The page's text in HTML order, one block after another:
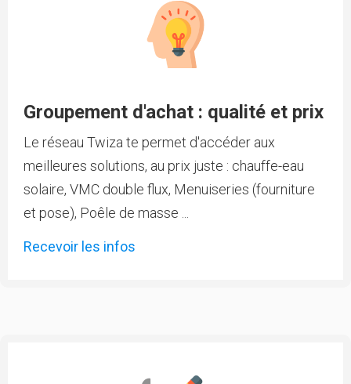
Groupement d'achat : qualité et prix
Le réseau Twiza te permet d'accéder aux
meilleures solutions, au prix juste : chauffe-eau
solaire, VMC double flux, Menuiseries (fourniture
et pose), Poêle de masse ...
Recevoir les infos